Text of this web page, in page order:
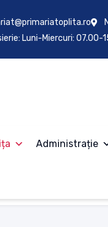
Luni-Miercuri: 07.00-
Administrație